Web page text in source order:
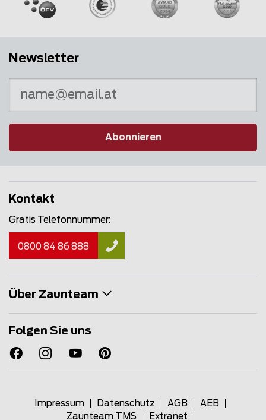
Newsletter
Abonnieren
Kontakt
Gratis Telefonnummer:
0800 84 86 888
Über Zaunteam
Folgen Sie uns
Impressum Datenschutz AGB
AEB
Zaunteam TMS
Extranet